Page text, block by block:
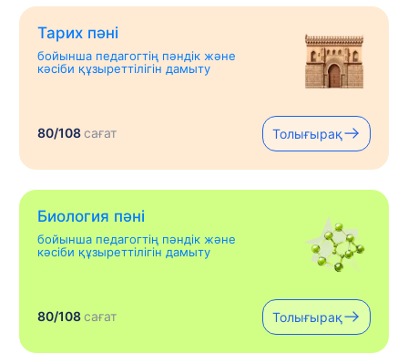
Тарих пәні
бойынша педагогтің пәндік және
кәсіби құзыреттілігін дамыту
80/108сағат Толығырақ
Биология пәні
бойынша педагогтің пәндік және
кәсіби құзыреттілігін дамыту
80/108сағат Толығырақ